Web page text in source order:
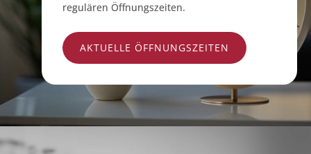
regulären Öffnungszeiten.
AKTUELLE ÖFFNUNGSZEITEN